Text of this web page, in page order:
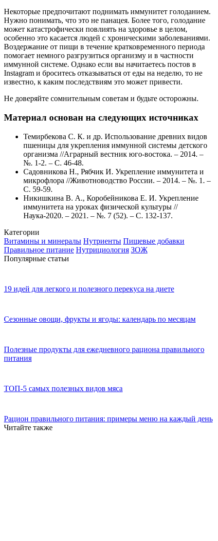
Некоторые предпочитают поднимать иммунитет голоданием.
Нужно понимать, что это не панацея. Более того, голодание
может катастрофически повлиять на здоровье в целом,
особенно это касается людей с хроническими заболеваниями.
Воздержание от пищи в течение кратковременного периода
помогает немного разгрузиться организму и в частности
иммунной системе. Однако если вы начитаетесь постов в
Instagram и броситесь отказываться от еды на неделю, то не
известно, к каким последствиям это может привести.
Не доверяйте сомнительным советам и будьте осторожны.
Материал основан на следующих источниках
Темирбекова С. К. и др. Использование древних видов
пшеницы для укрепления иммунной системы детского
организма //Аграрный вестник юго-востока. – 2014. –
№. 1-2. – С. 46-48.
Садовникова Н., Рябчик И. Укрепление иммунитета и
микрофлора //Животноводство России. – 2014. – №. 1. –
С. 59-59.
Никишкина В. А., Коробейникова Е. И. Укрепление
иммунитета на уроках физической культуры //
Наука-2020. – 2021. – №. 7 (52). – С. 132-137.
Категории
Витамины и минералы Нутриенты Пищевые добавки
Правильное питание Нутрициология ЗОЖ
Популярные статьи
19 идей для легкого и полезного перекуса на диете
Сезонные овощи, фрукты и ягоды: календарь по месяцам
Полезные продукты для ежедневного рациона правильного
питания
ТОП-5 самых полезных видов мяса
Рацион правильного питания: примеры меню на каждый день
Читайте также